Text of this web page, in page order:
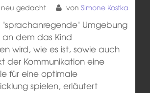
gedacht von Simone Kostka
"sprachanregende" Umgebung
dem das Kind
wird, wie es ist, sowie auch
der Kommunikation eine
für eine optimale
spielen, erläutert